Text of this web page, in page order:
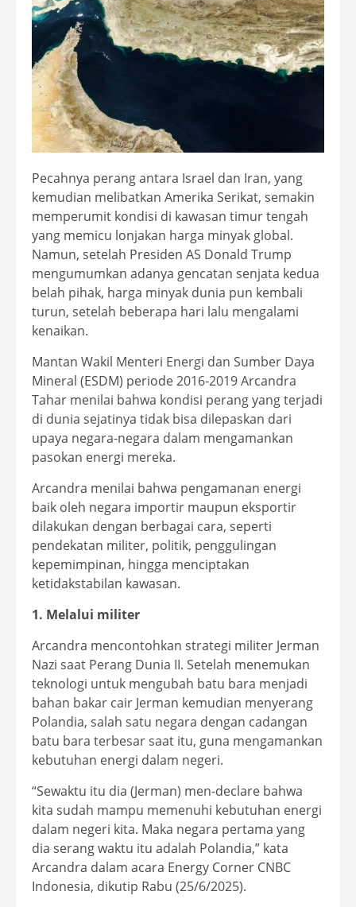
Pecahnya perang antara Israel dan Iran, yang
kemudian melibatkan Amerika Serikat, semakin
memperumit kondisi di kawasan timur tengah
yang memicu lonjakan harga minyak global.
Namun, setelah Presiden AS Donald Trump
mengumumkan adanya gencatan senjata kedua
belah pihak, harga minyak dunia pun kembali
turun, setelah beberapa hari lalu mengalami
kenaikan.
Mantan Wakil Menteri Energi dan Sumber Daya
Mineral (ESDM) periode 2016-2019 Arcandra
Tahar menilai bahwa kondisi perang yang terjadi
di dunia sejatinya tidak bisa dilepaskan dari
upaya negara-negara dalam mengamankan
pasokan energi mereka.
Arcandra menilai bahwa pengamanan energi
baik oleh negara importir maupun eksportir
dilakukan dengan berbagai cara, seperti
pendekatan militer, politik, penggulingan
kepemimpinan, hingga menciptakan
ketidakstabilan kawasan.
1. Melalui militer
Arcandra mencontohkan strategi militer Jerman
Nazi saat Perang Dunia II. Setelah menemukan
teknologi untuk mengubah batu bara menjadi
bahan bakar cair Jerman kemudian menyerang
Polandia, salah satu negara dengan cadangan
batu bara terbesar saat itu, guna mengamankan
kebutuhan energi dalam negeri.
“Sewaktu itu dia (Jerman) men-declare bahwa
kita sudah mampu memenuhi kebutuhan energi
dalam negeri kita. Maka negara pertama yang
dia serang waktu itu adalah Polandia,” kata
Arcandra dalam acara Energy Corner CNBC
Indonesia, dikutip Rabu (25/6/2025).